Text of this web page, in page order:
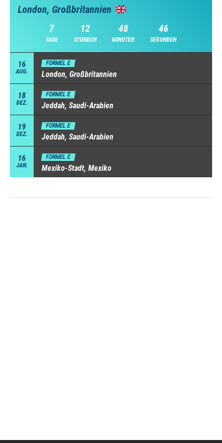
London, Großbritannien
7
TAGE
12
STUNDEN
48
MINUTEN
45
SEKUNDEN
16
AUG.
FORMEL E
London, Großbritannien
18
DEZ.
FORMEL E
Jeddah, Saudi-Arabien
19
DEZ.
FORMEL E
Jeddah, Saudi-Arabien
16
JAN.
FORMEL E
Mexiko-Stadt, Mexiko